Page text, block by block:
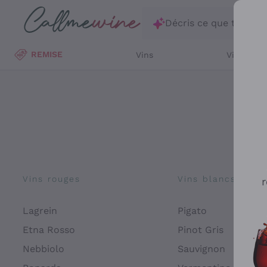
Passer au contenu principal
Décris ce que tu
REMISE Vins Vins
Vins rouges
Lagrein
Etna Rosso
Nebbiolo
Vins blancs
Pigato
Pinot Gris
Sauvignon